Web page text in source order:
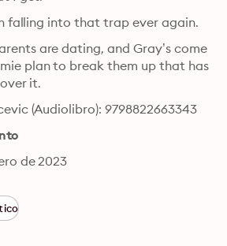
falling into that trap ever again.
are dating, and Gray’s come
plan to break them up that has
it.
(Audiolibro): 9798822663343
de 2023